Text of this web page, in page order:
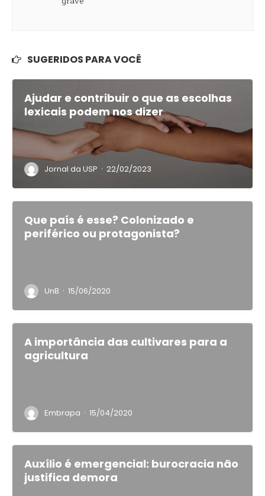
SUGERIDOS PARA VOCÊ
Ajudar e contribuir o que as escolhas
lexicais podem nos dizer
Jornal da USP · 22/02/2023
Que país é esse? Colonizado e
periférico ou protagonista?
UnB · 15/06/2020
A importância das cultivares para a
agricultura
Embrapa · 15/04/2020
Auxílio é emergencial: burocracia não
justifica demora